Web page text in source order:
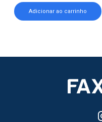
Adicionar ao carrinho